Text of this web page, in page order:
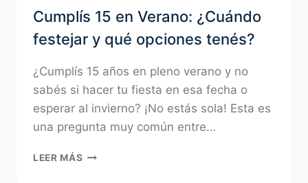
Cumplís 15 en Verano: ¿Cuándo
festejar y qué opciones tenés?
¿Cumplís 15 años en pleno verano y no
sabés si hacer tu fiesta en esa fecha o
esperar al invierno? ¡No estás sola! Esta es
una pregunta muy común entre…
LEER MÁS CUMPLÍS